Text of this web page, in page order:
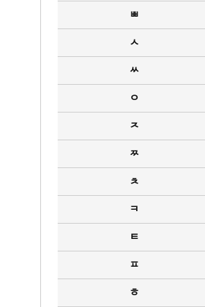
ㅃ
ㅅ
ㅆ
ㅇ
ㅈ
ㅉ
ㅊ
ㅋ
ㅌ
ㅍ
ㅎ